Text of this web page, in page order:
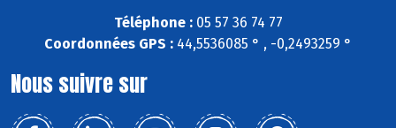
Téléphone :05 57 36 74 77
Coordonnées GPS : 44,5536085 ° , -0,2493259 °
Nous suivre sur